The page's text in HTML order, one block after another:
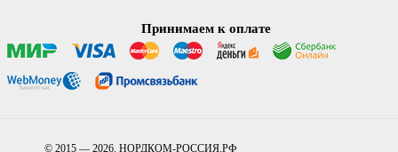
Принимаем к оплате
© 2015 — 2026. НОРДКОМ-РОССИЯ.РФ